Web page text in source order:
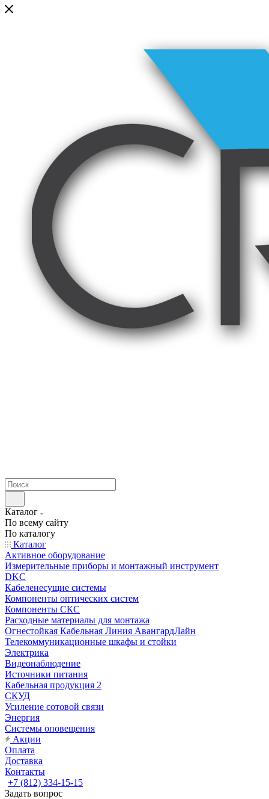
Каталог
По всему сайту
По каталогу
Каталог
Активное оборудование
Измерительные приборы и монтажный инструмент
DKC
Кабеленесущие системы
Компоненты оптических систем
Компоненты СКС
Расходные материалы для монтажа
Огнестойкая Кабельная Линия АвангардЛайн
Телекоммуникационные шкафы и стойки
Электрика
Видеонаблюдение
Источники питания
Кабельная продукция 2
СКУД
Усиление сотовой связи
Энергия
Системы оповещения
Акции
Оплата
Доставка
Контакты
+7 (812) 334-15-15
Задать вопрос